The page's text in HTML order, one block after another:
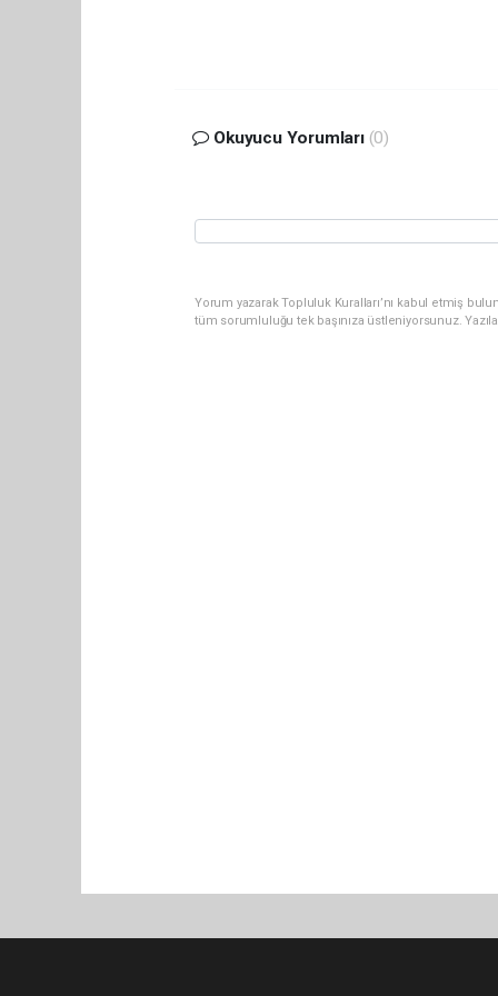
Okuyucu Yorumları (0)
Yorum yazarak Topluluk Kuralları’nı kabul etmiş
tüm sorumluluğu tek başınıza üstleniyorsunuz.